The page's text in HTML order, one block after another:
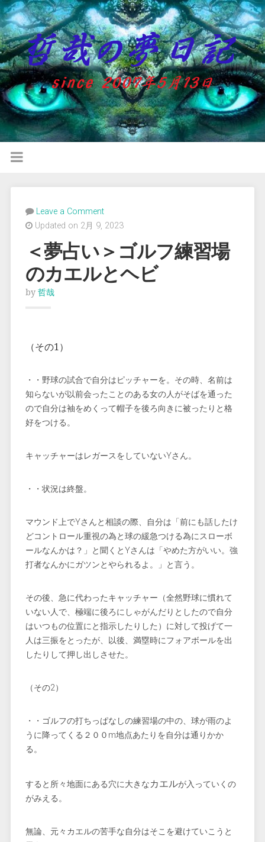
Leave a Comment
Updated on 2月 9, 2023
＜夢占い＞ゴルフ練習場
のカエルとヘビ
by 哲哉
（その1）
・・野球の試合で自分はピッチャーを。その時、名前は
知らないが以前会ったことのある女の人がそばを通った
ので自分は袖をめくって帽子を後ろ向きに被ったりと格
好をつける。
キャッチャーはレガースをしていないYさん。
・・状況は終盤。
マウンド上でYさんと相談の際、自分は「前にも話したけ
どコントロール重視の為と球の緩急つける為にスローボ
ールなんかは？」と聞くとYさんは「やめた方がいい。強
打者なんかにガツンとやられるよ。」と言う。
その後、急に代わったキャッチャー（全然野球に慣れて
いない人で、極端に後ろにしゃがんだりとしたので自分
はいつもの位置にと指示したりした）に対して投げて一
人は三振をとったが、以後、満塁時にフォアボールを出
したりして押し出しさせた。
（その2）
・・ゴルフの打ちっぱなしの練習場の中の、球が雨のよ
うに降ってくる２００m地点あたりを自分は通りかか
る。
すると所々地面にある穴に大きなカエルが入っていくの
がみえる。
無論、元々カエルの苦手な自分はそこを避けていこうと